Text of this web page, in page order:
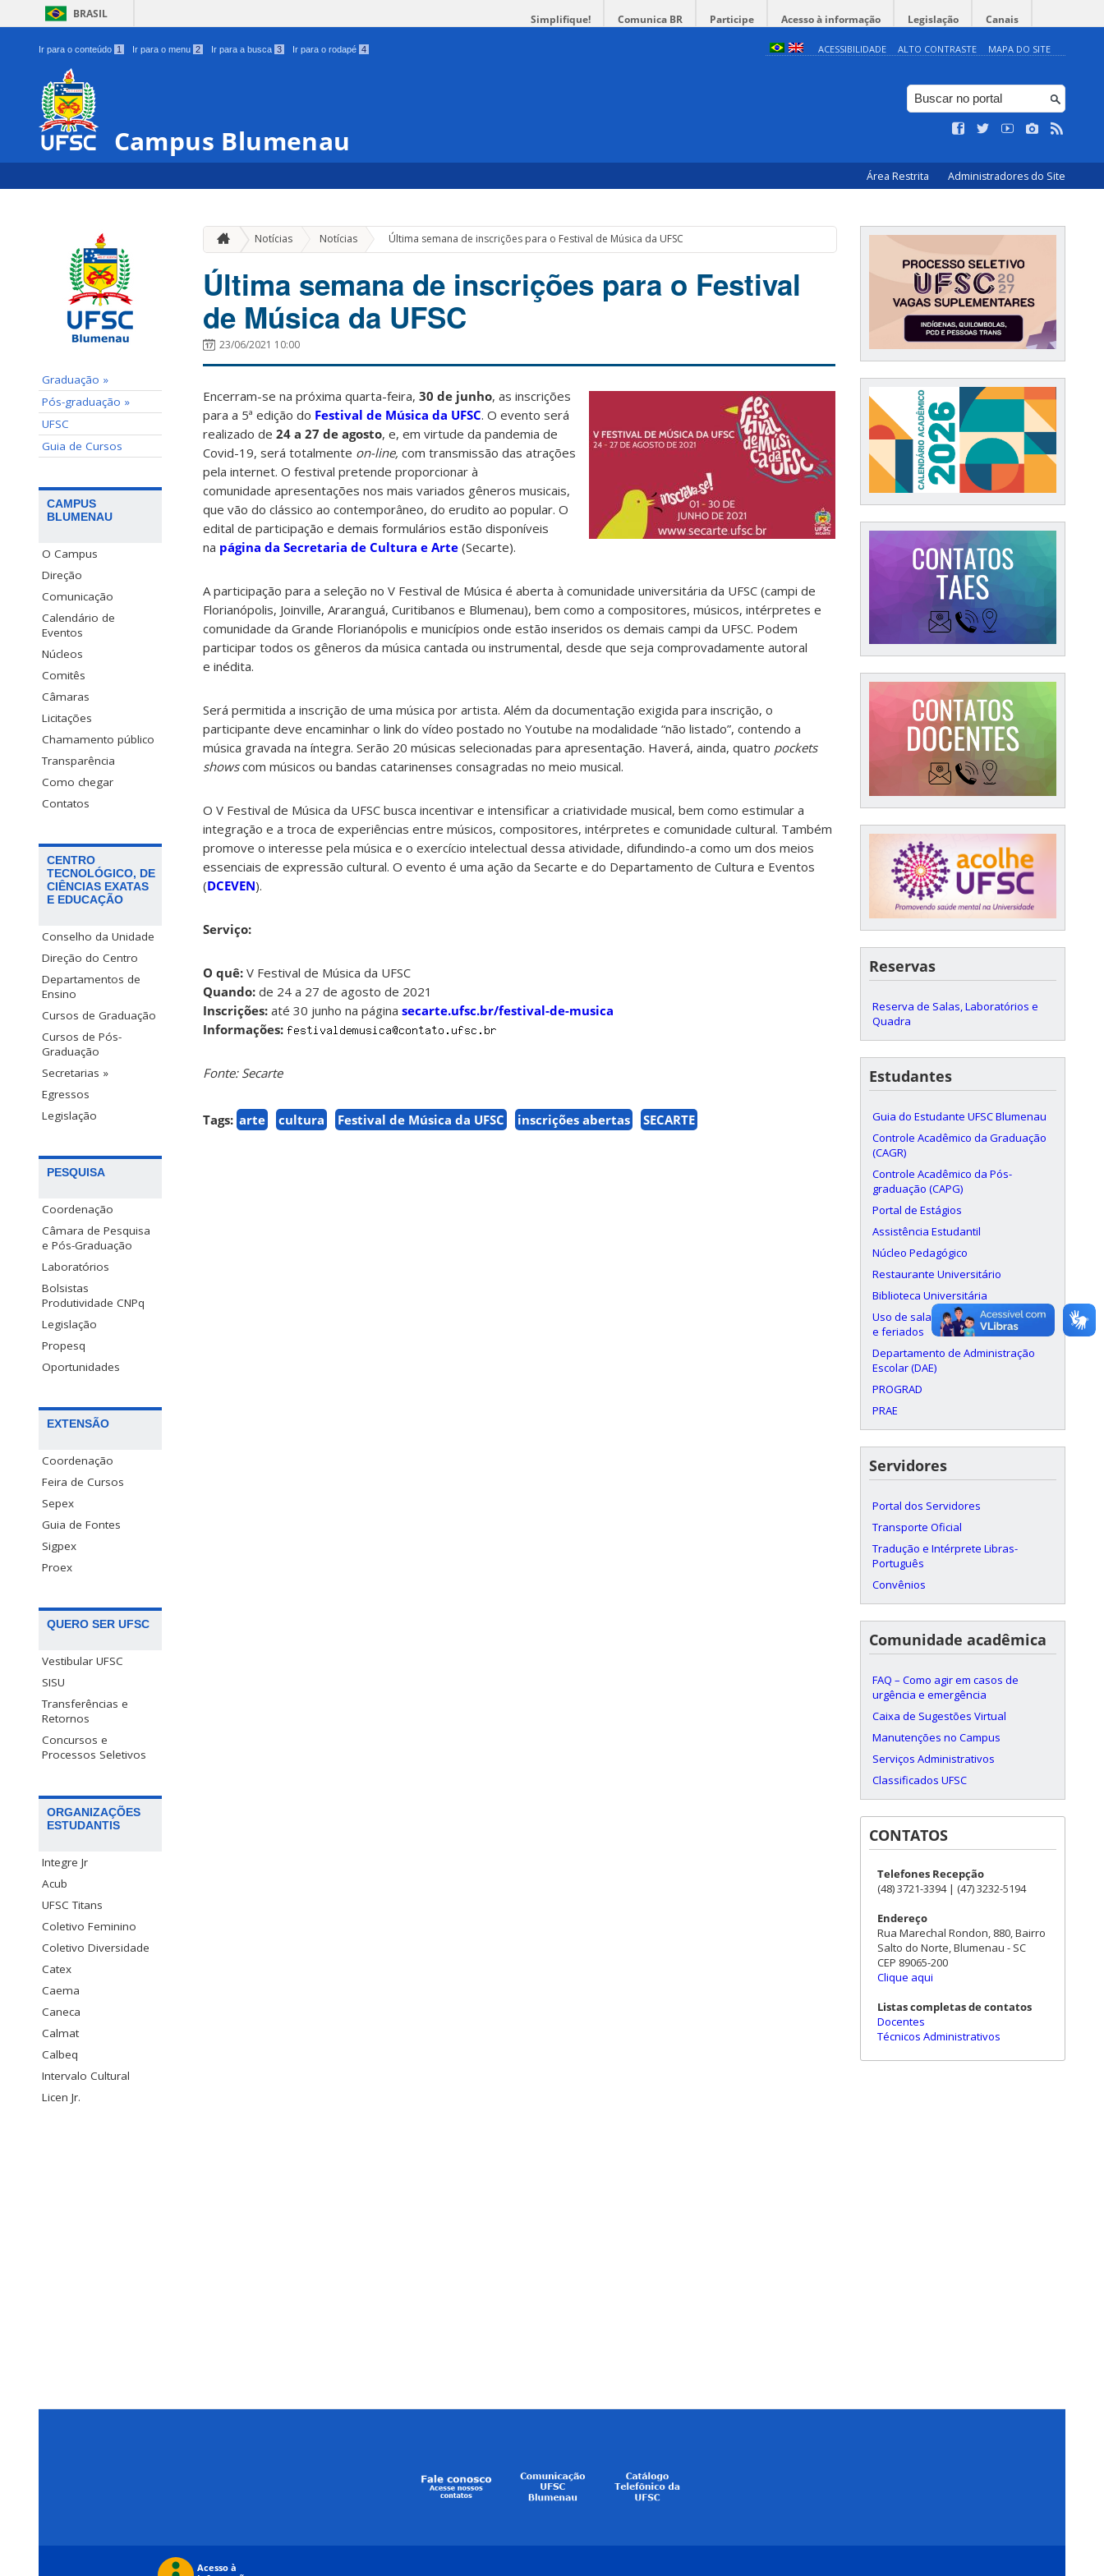
BRASIL Simplifique! Comunica BR Participe Acesso à informação Legislação Canais
Ir para o conteúdo 1 Ir para o menu 2 Ir para a busca 3 Ir para o rodapé 4 ACESSIBILIDADE ALTO CONTRASTE MAPA DO SITE
Campus Blumenau
Área Restrita Administradores do Site
Graduação »
Pós-graduação »
UFSC
Guia de Cursos
CAMPUS
BLUMENAU
O Campus
Direção
Comunicação
Calendário de
Eventos
Núcleos
Comitês
Câmaras
Licitações
Chamamento público
Transparência
Como chegar
Contatos
CENTRO
TECNOLÓGICO, DE
CIÊNCIAS EXATAS
E EDUCAÇÃO
Conselho da Unidade
Direção do Centro
Departamentos de
Ensino
Cursos de Graduação
Cursos de Pós-
Graduação
Secretarias »
Egressos
Legislação
PESQUISA
Coordenação
Câmara de Pesquisa
e Pós-Graduação
Laboratórios
Bolsistas
Produtividade CNPq
Legislação
Propesq
Oportunidades
EXTENSÃO
Coordenação
Feira de Cursos
Sepex
Guia de Fontes
Sigpex
Proex
QUERO SER UFSC
Vestibular UFSC
SISU
Transferências e
Retornos
Concursos e
Processos Seletivos
ORGANIZAÇÕES
ESTUDANTIS
Integre Jr
Acub
UFSC Titans
Coletivo Feminino
Coletivo Diversidade
Catex
Caema
Caneca
Calmat
Calbeq
Intervalo Cultural
Licen Jr.
Notícias Notícias » Última semana de inscrições para o Festival de Música da UFSC
Última semana de inscrições para o Festival
de Música da UFSC
23/06/2021 10:00
Encerram-se na próxima quarta-feira, 30 de junho, as inscrições
para a 5ª edição do Festival de Música da UFSC. O evento será
realizado de 24 a 27 de agosto, e, em virtude da pandemia de
Covid-19, será totalmente on-line, com transmissão das atrações
pela internet. O festival pretende proporcionar à
comunidade apresentações nos mais variados gêneros musicais,
que vão do clássico ao contemporâneo, do erudito ao popular. O
edital de participação e demais formulários estão disponíveis
na página da Secretaria de Cultura e Arte (Secarte).
A participação para a seleção no V Festival de Música é aberta à comunidade universitária da UFSC (campi de
Florianópolis, Joinville, Araranguá, Curitibanos e Blumenau), bem como a compositores, músicos, intérpretes e
comunidade da Grande Florianópolis e municípios onde estão inseridos os demais campi da UFSC. Podem
participar todos os gêneros da música cantada ou instrumental, desde que seja comprovadamente autoral
e inédita.
Será permitida a inscrição de uma música por artista. Além da documentação exigida para inscrição, o
participante deve encaminhar o link do vídeo postado no Youtube na modalidade “não listado”, contendo a
música gravada na íntegra. Serão 20 músicas selecionadas para apresentação. Haverá, ainda, quatro pockets
showscom músicos ou bandas catarinenses consagradas no meio musical.
O V Festival de Música da UFSC busca incentivar e intensificar a criatividade musical, bem como estimular a
integração e a troca de experiências entre músicos, compositores, intérpretes e comunidade cultural. Também
promove o interesse pela música e o exercício intelectual dessa atividade, difundindo-a como um dos meios
essenciais de expressão cultural. O evento é uma ação da Secarte e do Departamento de Cultura e Eventos
(DCEVEN).
Serviço:
O quê: V Festival de Música da UFSC
Quando: de 24 a 27 de agosto de 2021
Inscrições: até 30 junho na página secarte.ufsc.br/festival-de-musica
Informações:
Fonte: Secarte
Tags: arte cultura Festival de Música da UFSC inscrições abertas SECARTE
Reservas
Reserva de Salas, Laboratórios e
Quadra
Estudantes
Guia do Estudante UFSC Blumenau
Controle Acadêmico da Graduação
(CAGR)
Controle Acadêmico da Pós-
graduação (CAPG)
Portal de Estágios
Assistência Estudantil
Núcleo Pedagógico
Restaurante Universitário
Biblioteca Universitária
Uso de salas aos finais de semana
e feriados
Departamento de Administração
Escolar (DAE)
PROGRAD
PRAE
Servidores
Portal dos Servidores
Transporte Oficial
Tradução e Intérprete Libras-
Português
Convênios
Comunidade acadêmica
FAQ – Como agir em casos de
urgência e emergência
Caixa de Sugestões Virtual
Manutenções no Campus
Serviços Administrativos
Classificados UFSC
CONTATOS
Telefones Recepção
(48) 3721-3394 | (47) 3232-5194
Endereço
Rua Marechal Rondon, 880, Bairro
Salto do Norte, Blumenau - SC
CEP 89065-200
Clique aqui
Listas completas de contatos
Docentes
Técnicos Administrativos